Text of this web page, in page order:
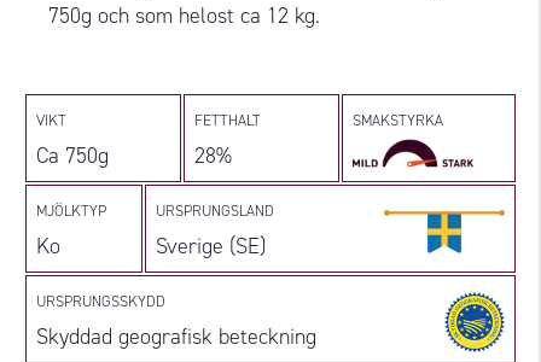
750g och som helost ca 12 kg.
VIKT
Ca 750g
FETTHALT
28%
SMAKSTYRKA
MJÖLKTYP
Ko
URSPRUNGSLAND
Sverige (SE)
URSPRUNGSSKYDD
Skyddad geografisk beteckning